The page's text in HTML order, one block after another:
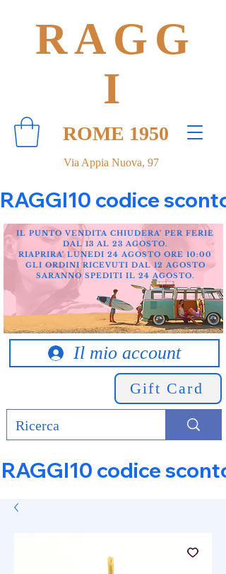
Via Appia Nuova, 97
RAGG
I
ROME 1950
RAGGI10 codice
Il mio account
Gift Card
IL PUNTO VENDITA CHIUDERA' PER FERIE
DAL 13 AL 23 AGOSTO.
RIAPRIRA' LUNEDI 24 AGOSTO ORE 10:00
GLI ORDINI RICEVUTI DAL 12 AGOSTO
SARANNO SPEDITI IL 24 AGOSTO.
RAGGI10 codice